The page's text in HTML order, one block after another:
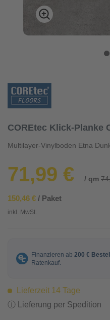
COREtec Klick-Planke
Multilayer-Vinylboden Etna
71,99 € / qm
150,46 € / Paket
inkl. MwSt.
Lieferzeit 14 Tage
ⓘ Lieferung per Spedition